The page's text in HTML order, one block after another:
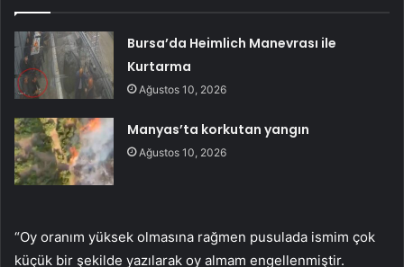
Bursa’da Heimlich Manevrası ile
Kurtarma
Ağustos 10, 2026
Manyas’ta korkutan yangın
Ağustos 10, 2026
“Oy oranım yüksek olmasına rağmen pusulada ismim çok
küçük bir şekilde yazılarak oy almam engellenmiştir.